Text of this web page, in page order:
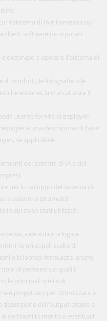
il sistema di IA è immesso sul
software incorporati
destinato a operare il sistema di
di prodotti, le fotografie o le
esterne, la marcatura e il
utente fornita al deployer;
e una descrizione di base
se applicabile.
del sistema di IA e del
per lo sviluppo del sistema di
a sistemi o strumenti
in cui sono stati utilizzati,
vale a dire la logica
le principali scelte di
e le ipotesi formulate, anche
di persone sui quali il
le principali scelte di
è progettato per ottimizzare e
descrizione dell'output atteso e
decisioni in merito a eventuali